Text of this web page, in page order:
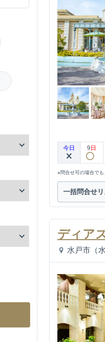
今日 9 日
※問合せ可の場合でも
一括問合せ
ディア
水戸市（